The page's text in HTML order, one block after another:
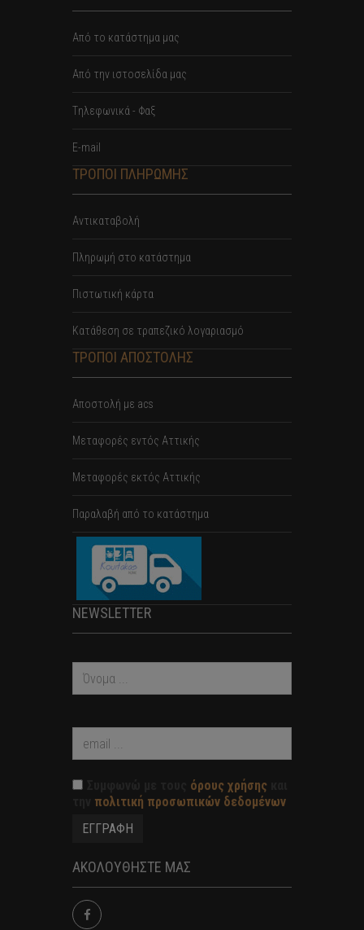
Από το κατάστημα μας
Από την ιστοσελίδα μας
Tηλεφωνικά - Φαξ
E-mail
ΤΡΟΠΟΙ ΠΛΗΡΩΜΗΣ
Αντικαταβολή
Πληρωμή στο κατάστημα
Πιστωτική κάρτα
Κατάθεση σε τραπεζικό λογαριασμό
ΤΡΟΠΟΙ ΑΠΟΣΤΟΛΗΣ
Αποστολή με acs
Mεταφορές εντός Αττικής
Μεταφορές εκτός Αττικής
Παραλαβή από το κατάστημα
NEWSLETTER
όρους χρήσης
πολιτική προσωπικών δεδομένων
ΑΚΟΛΟΥΘΗΣΤΕ ΜΑΣ